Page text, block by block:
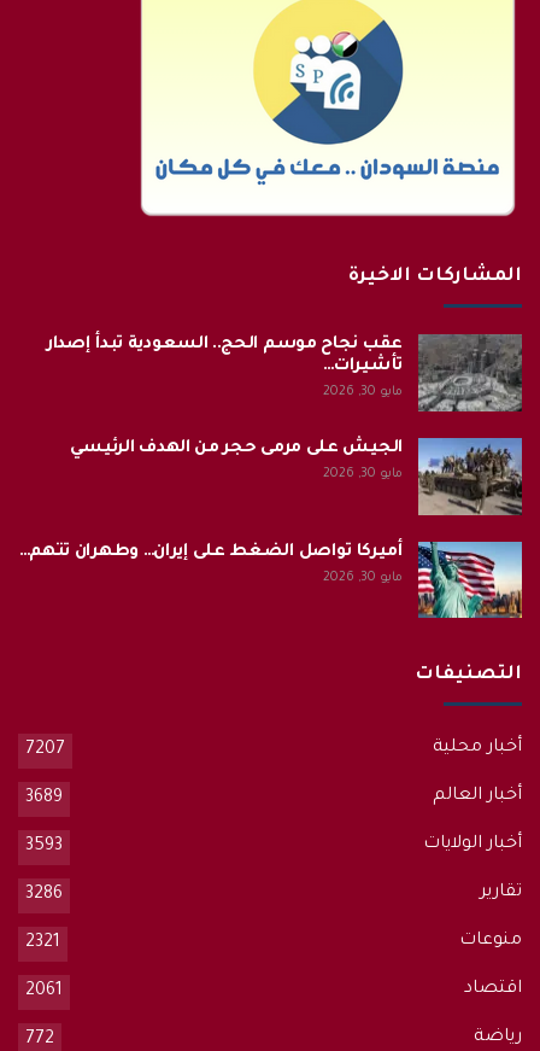
المشاركات الاخيرة
عقب نجاح موسم الحج.. السعودية تبدأ إصدار
تأشيرات…
مايو 30, 2026
الجيش على مرمى حجر من الهدف الرئيسي
مايو 30, 2026
أميركا تواصل الضغط على إيران… وطهران تتهم…
مايو 30, 2026
التصنيفات
أخبار محلية 7207
أخبار العالم 3689
أخبار الولايات 3593
تقارير 3286
منوعات 2321
اقتصاد 2061
رياضة 772